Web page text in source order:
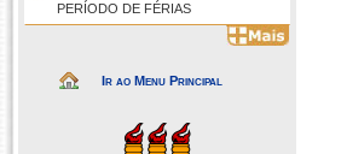
PERÍODO DE FÉRIAS
Ir ao Menu Principal